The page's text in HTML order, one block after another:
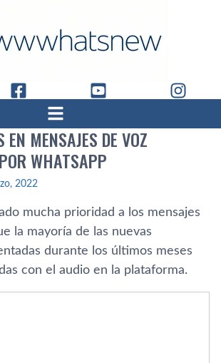
MENSAJES DE VOZ
WHATSAPP
2022
mucha prioridad a los mensajes
la mayoría de las nuevas
durante los últimos meses
con el audio en la plataforma.